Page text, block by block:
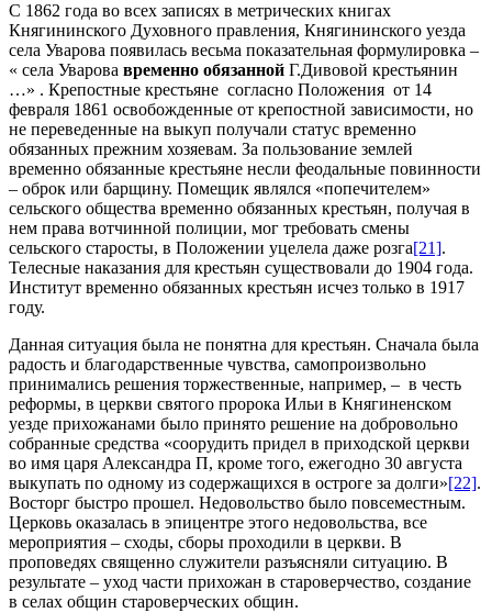
С 1862 года во всех записях в метрических книгах
Княгининского Духовного правления, Княгининского уезда
села Уварова появилась весьма показательная формулировка –
« села Уварова временно обязанной Г.Дивовой крестьянин
…» . Крепостные крестьяне согласно Положения от 14
февраля 1861 освобожденные от крепостной зависимости, но
не переведенные на выкуп получали статус временно
обязанных прежним хозяевам. За пользование землей
временно обязанные крестьяне несли феодальные повинности
– оброк или барщину. Помещик являлся «попечителем»
сельского общества временно обязанных крестьян, получая в
нем права вотчинной полиции, мог требовать смены
сельского старосты, в Положении уцелела даже розга[21].
Телесные наказания для крестьян существовали до 1904 года.
Институт временно обязанных крестьян исчез только в 1917
году.
Данная ситуация была не понятна для крестьян. Сначала была
радость и благодарственные чувства, самопроизвольно
принимались решения торжественные, например, – в честь
реформы, в церкви святого пророка Ильи в Княгиненском
уезде прихожанами было принято решение на добровольно
собранные средства «соорудить придел в приходской церкви
во имя царя Александра П, кроме того, ежегодно 30 августа
выкупать по одному из содержащихся в остроге за долги»[22].
Восторг быстро прошел. Недовольство было повсеместным.
Церковь оказалась в эпицентре этого недовольства, все
мероприятия – сходы, сборы проходили в церкви. В
проповедях священно служители разъясняли ситуацию. В
результате – уход части прихожан в староверчество, создание
в селах общин староверческих общин.